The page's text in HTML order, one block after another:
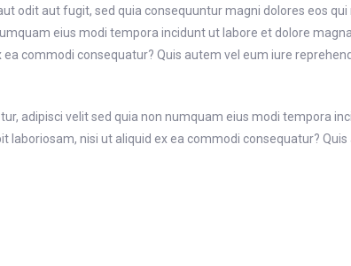
odit aut fugit, sed quia consequuntur magni dolores eos
eius modi tempora incidunt ut labore et dolore
commodi consequatur? Quis autem vel eum iure
adipisci velit sed quia non numquam eius modi tempora
nisi ut aliquid ex ea commodi consequatur?